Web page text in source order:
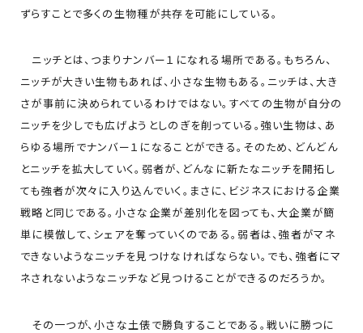
ずらすことで多くの生物種が共存を可能にしている。
ニッチとは、つまりナンバー１になれる場所である。もちろん、
ニッチが大きい生物もあれば、小さな生物もある。ニッチは、大き
さが事前に決められているわけではない。すべての生物が自分の
ニッチを少しでも広げようとしのぎを削っている。強い生物は、あ
らゆる場所でナンバー１になることができる。そのため、どんどん
とニッチを拡大していく。弱者が、どんなに新たなニッチを開拓し
ても強者が次々に入り込んでいく。まさに、ビジネスにおける企業
戦略と同じである。小さな企業が差別化を図っても、大企業が簡
単に模倣して、シェアを奪っていくのである。弱者は、強者がマネ
できないようなニッチを見つけなければならない。でも、強者にマ
ネされないようなニッチなど見つけることができるのだろうか。
その一つが、小さな土俵で勝負することである。戦いに勝つに